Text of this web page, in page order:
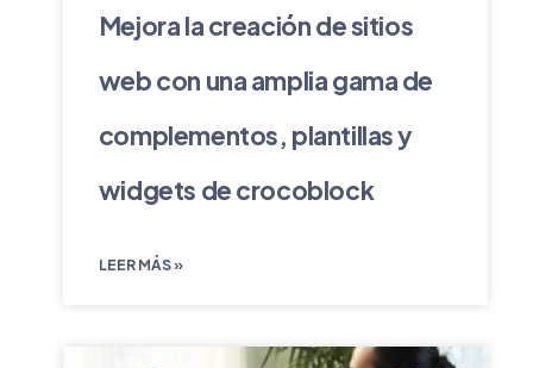
Mejora la creación de sitios
web con una amplia gama de
complementos, plantillas y
widgets de crocoblock
LEER MÁS »